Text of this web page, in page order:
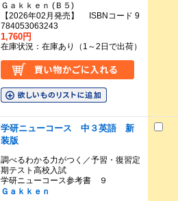
Ｇａｋｋｅｎ (Ｂ５)
【2026年02月発売】 ISBNコード 9
784053063243
1,760円
在庫状況：在庫あり（1～2日で出荷）
学研ニューコース 中３英語 新
装版
調べるわかる力がつく／予習・復習定
期テスト高校入試
学研ニューコース参考書 ９
Ｇａｋｋｅｎ